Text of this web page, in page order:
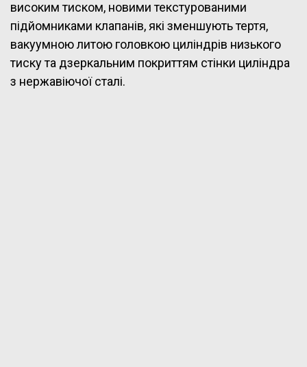
високим тиском, новими текстурованими
підйомниками клапанів, які зменшують тертя,
вакуумною литою головкою циліндрів низького
тиску та дзеркальним покриттям стінки циліндра
з нержавіючої сталі.